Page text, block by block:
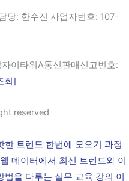
당: 한수진 사업자번호: 107-
이타워A통신판매신고번호:
회]
reserved​